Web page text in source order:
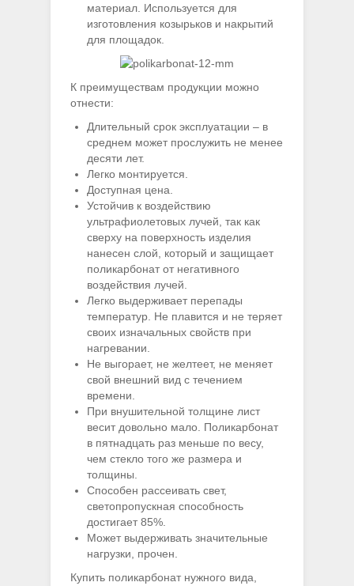
материал. Используется для
изготовления козырьков и накрытий
для площадок.
К преимуществам продукции можно
отнести:
Длительный срок эксплуатации – в
среднем может прослужить не менее
десяти лет.
Легко монтируется.
Доступная цена.
Устойчив к воздействию
ультрафиолетовых лучей, так как
сверху на поверхность изделия
нанесен слой, который и защищает
поликарбонат от негативного
воздействия лучей.
Легко выдерживает перепады
температур. Не плавится и не теряет
своих изначальных свойств при
нагревании.
Не выгорает, не желтеет, не меняет
свой внешний вид с течением
времени.
При внушительной толщине лист
весит довольно мало. Поликарбонат
в пятнадцать раз меньше по весу,
чем стекло того же размера и
толщины.
Способен рассеивать свет,
светопропускная способность
достигает 85%.
Может выдерживать значительные
нагрузки, прочен.
Купить поликарбонат нужного вида,